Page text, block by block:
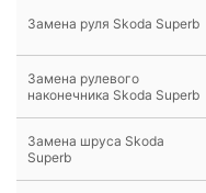
Замена руля Skoda Superb
Замена рулевого
наконечника Skoda Superb
Замена шруса Skoda
Superb